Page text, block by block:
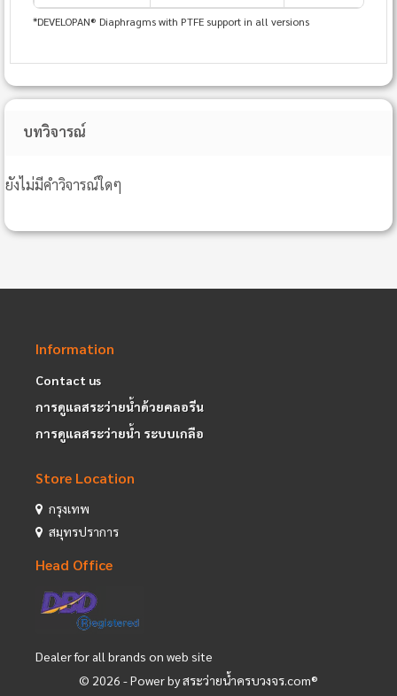
*DEVELOPAN® Diaphragms with PTFE support in all versions
บทวิจารณ์
ยังไม่มีคำวิจารณ์ใดๆ
Information
Contact us
การดูแลสระว่ายน้ำด้วยคลอรีน
การดูแลสระว่ายน้ำ ระบบเกลือ
Store Location
กรุงเทพ
สมุทรปราการ
Head Office
Dealer for all brands on web site
© 2026 - Power by สระว่ายน้ำครบวงจร.com®